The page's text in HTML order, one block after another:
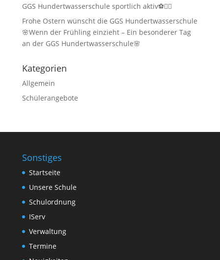
GGS Hundertwasserschule sportlich aktiv⚽🏃‍♂️
Frohe Ostern wünscht die GGS Hundertwasserschule
🌸Wenn der Frühling einzieht – Ein besonderer Tag
an der GGS Hundertwasserschule🌸
Kategorien
Allgemein
Schülerangebote
Sonstiges
Startseite
Unsere Schule
Schulordnung
IServ
Verwaltung
Termine